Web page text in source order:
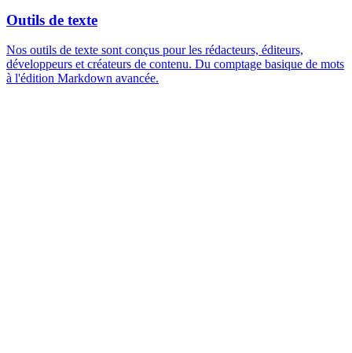
Outils de texte
Nos outils de texte sont conçus pour les rédacteurs, éditeurs,
développeurs et créateurs de contenu. Du comptage basique de mots
à l'édition Markdown avancée.